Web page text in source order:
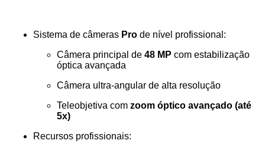
Sistema de câmeras Pro de nível profissional:
Câmera principal de 48 MP com estabilização
óptica avançada
Câmera ultra-angular de alta resolução
Teleobjetiva com zoom óptico avançado (até
5x)
Recursos profissionais: